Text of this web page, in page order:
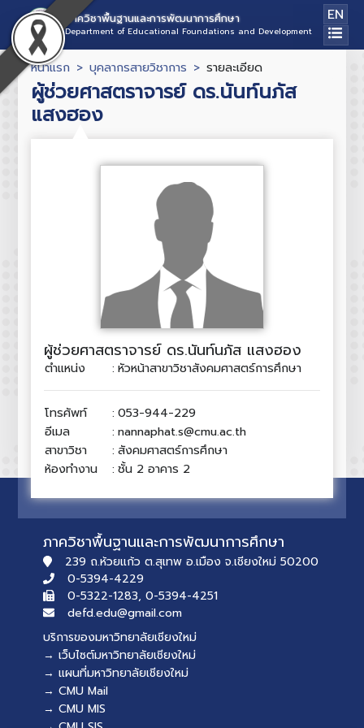
ภาควิชาพื้นฐานและการพัฒนาการศึกษา
Department of Educational Foundations and Development
EN
หน้าแรก บุคลากรสายวิชาการ รายละเอียด
ผู้ช่วยศาสตราจารย์ ดร.นันท์นภัส
แสงฮอง
ผู้ช่วยศาสตราจารย์ ดร.นันท์นภัส แสงฮอง
ตำแหน่ง : หัวหน้าสาขาวิชาสังคมศาสตร์การศึกษา
โทรศัพท์ : 053-944-229
อีเมล
: nannaphat.s@cmu.ac.th
สาขาวิชา
: สังคมศาสตร์การศึกษา
ห้องทำงาน
: ชั้น 2 อาคาร 2
ภาควิชาพื้นฐานและการพัฒนาการศึกษา
239 ถ.ห้วยแก้ว ต.สุเทพ อ.เมือง จ.เชียงใหม่ 50200
0-5394-4229
0-5322-1283, 0-5394-4251
defd.edu@gmail.com
บริการของมหาวิทยาลัยเชียงใหม่
→ เว็บไซต์มหาวิทยาลัยเชียงใหม่
→ แผนที่มหาวิทยาลัยเชียงใหม่
→ CMU Mail
→ CMU MIS